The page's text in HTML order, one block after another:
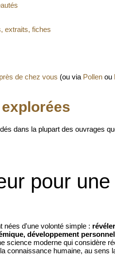
extraits, fiches
de chez vous (ou via Pollen ou
dans la plupart des ouvrages
pour
nées d'une volonté simple :
développement
science moderne qui considère
connaissance humaine, au sens